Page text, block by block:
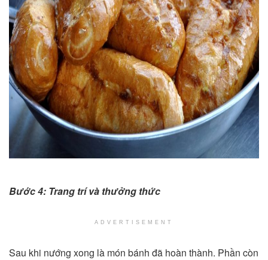
Bước 4: Trang trí và thưởng thức
ADVERTISEMENT
Sau khi nướng xong là món bánh đã hoàn thành. Phần còn